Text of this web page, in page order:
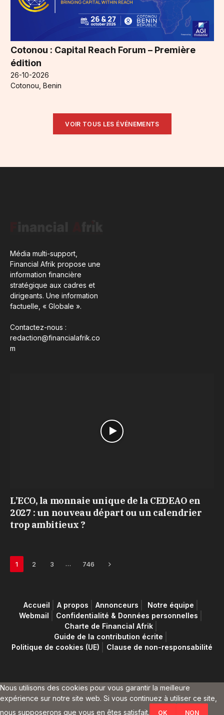
Cotonou : Capital Reach Forum – Première
édition
26-10-2026
Cotonou, Benin
VOIR TOUS LES ÉVÉNEMENTS
Média multi-support,
Financial Afrik propose une
information financière
stratégique aux cadres et
dirigeants. Une information
factuelle, « Globale ».
Contactez-nous :
redaction@financialafrik.co
m
L’ECO, la monnaie unique de la CEDEAO en
2027 : un nouveau départ ou un calendrier
trop ambitieux ?
1 2 3 … 746 Next
Accueil A propos Annonceurs
Notre équipe
Webmail
Confidentialité & Données personnelles
Charte de Financial Afrik
Guide de la contribution écrite
Politique de cookies (UE)
Clause de non-responsabilité
Nous utilisons des cookies pour vous garantir la meilleure
expérience sur notre site web. Si vous continuez à utiliser ce site,
nous supposerons que vous en êtes satisfait.
OK NON